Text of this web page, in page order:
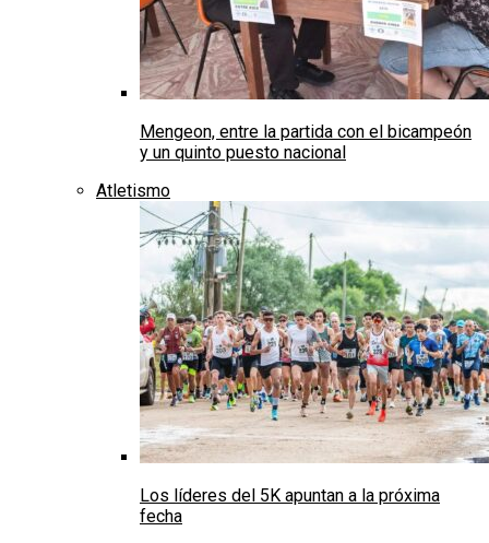
Mengeon, entre la partida con el bicampeón
y un quinto puesto nacional
Atletismo
Los líderes del 5K apuntan a la próxima
fecha